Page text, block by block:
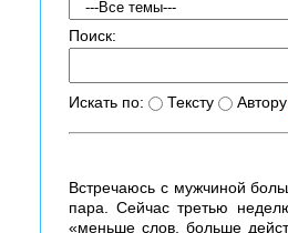
Поиск:
Искать по: Тексту Автору
Встречаюсь с мужчиной
пара. Сейчас третью
«меньше слов, больше